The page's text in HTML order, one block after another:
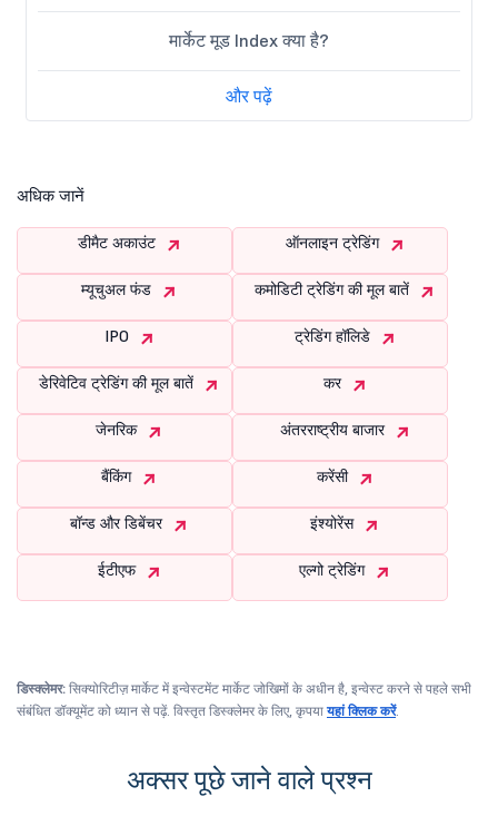
मार्केट मूड Index क्या है?
और पढ़ें
अधिक जानें
डीमैट अकाउंट ऑनलाइन ट्रेडिंग
म्यूचुअल फंड कमोडिटी ट्रेडिंग की मूल बातें
IPO ट्रेडिंग हॉलिडे
डेरिवेटिव ट्रेडिंग की मूल बातें कर
जेनरिक अंतरराष्ट्रीय बाजार
बैंकिंग करेंसी
बॉन्ड और डिबेंचर इंश्योरेंस
ईटीएफ एल्गो ट्रेडिंग
डिस्क्लेमर: सिक्योरिटीज़ मार्केट में इन्वेस्टमेंट मार्केट जोखिमों के अधीन है, इन्वेस्ट करने से पहले सभी
संबंधित डॉक्यूमेंट को ध्यान से पढ़ें. विस्तृत डिस्क्लेमर के लिए, कृपयायहां क्लिक करें.
अक्सर पूछे जाने वाले प्रश्न